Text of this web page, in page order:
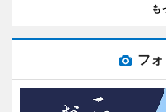
も
フ